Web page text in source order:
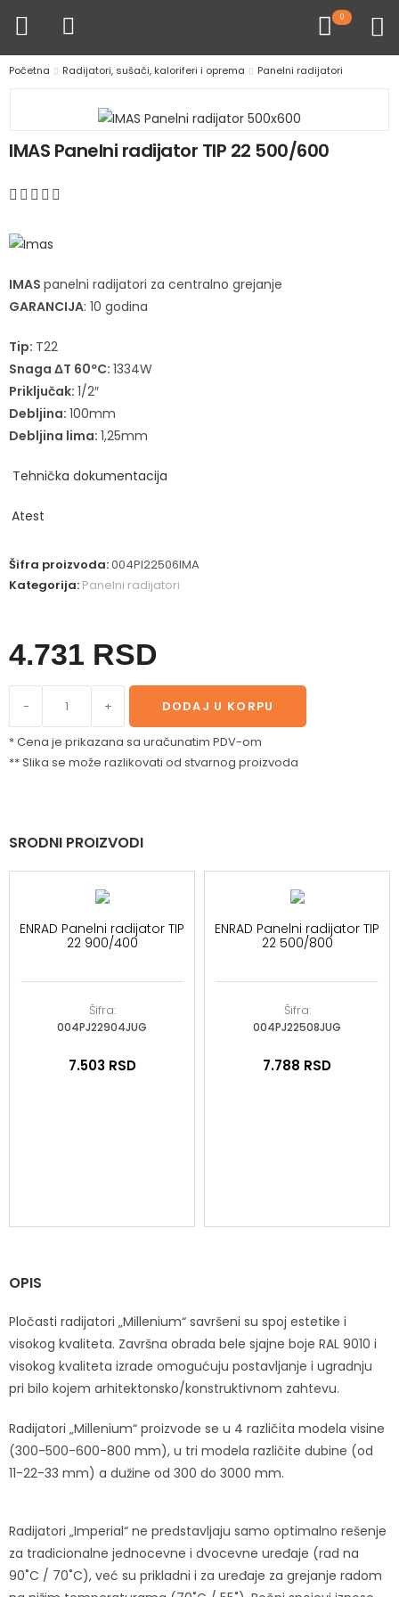
0
Početna Radijatori, sušači, kaloriferi i oprema Panelni radijatori
IMAS Panelni radijator TIP 22 500/600
IMAS panelni radijatori za centralno grejanje
GARANCIJA: 10 godina
Tip: T22
Snaga ΔT 60ºC: 1334W
Priključak: 1/2″
Debljina: 100mm
Debljina lima: 1,25mm
Tehnička dokumentacija
Atest
Šifra proizvoda:004PI22506IMA
Kategorija: Panelni radijatori
4.731 RSD
- + DODAJ U KORPU
* Cena je prikazana sa uračunatim PDV-om
** Slika se može razlikovati od stvarnog proizvoda
SRODNI PROIZVODI
ENRAD Panelni radijator TIP
22 900/400
Šifra:
004PJ22904JUG
7.503 RSD
ENRAD Panelni radijator TIP
22 500/800
Šifra:
004PJ22508JUG
7.788 RSD
OPIS
Pločasti radijatori „Millenium“ savršeni su spoj estetike i
visokog kvaliteta. Završna obrada bele sjajne boje RAL 9010 i
visokog kvaliteta izrade omogućuju postavljanje i ugradnju
pri bilo kojem arhitektonsko/konstruktivnom zahtevu.
Radijatori „Millenium“ proizvode se u 4 različita modela visine
(300-500-600-800 mm), u tri modela različite dubine (od
11-22-33 mm) a dužine od 300 do 3000 mm.
Radijatori „Imperial“ ne predstavljaju samo optimalno rešenje
za tradicionalne jednocevne i dvocevne uređaje (rad na
90˚C / 70˚C), već su prikladni i za uređaje za grejanje radom